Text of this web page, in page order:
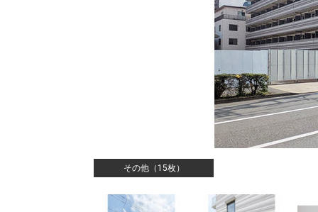
その他（15枚）